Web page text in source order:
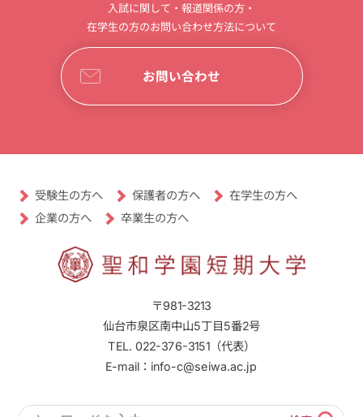
入試に関して・報道関係の方・
在学生の方のお問い合わせ方法について
お問い合わせ
〒981-3213
仙台市泉区南中山5丁目5番2号
TEL. 022-376-3151（代表）
E-mail：info-c@seiwa.ac.jp
受験生の方へ 保護者の方へ 在学生の方へ
企業の方へ 卒業生の方へ